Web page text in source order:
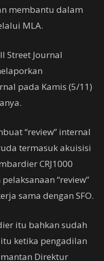
membantu dalam
MLA.
Street Journal
pada Kamis (5/11)
“review” internal
termasuk akuisisi
CRJ1000
“review”
sama dengan SFO.
itu bahkan sudah
ketika pengadilan
Direktur